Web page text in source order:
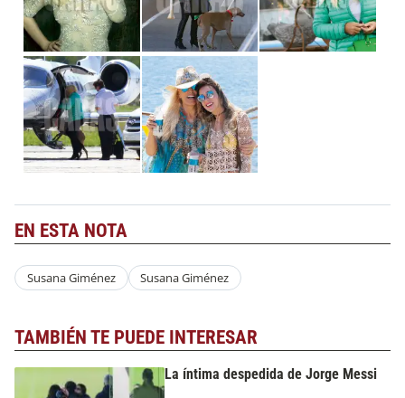
EN ESTA NOTA
Susana Giménez Susana Giménez
TAMBIÉN TE PUEDE INTERESAR
La íntima despedida de Jorge Messi